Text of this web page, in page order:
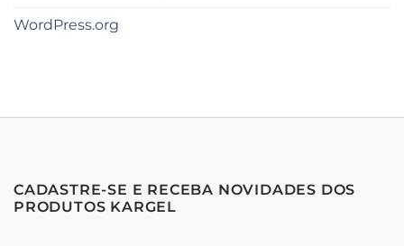
WordPress.org
CADASTRE-SE E RECEBA NOVIDADES DOS
PRODUTOS KARGEL